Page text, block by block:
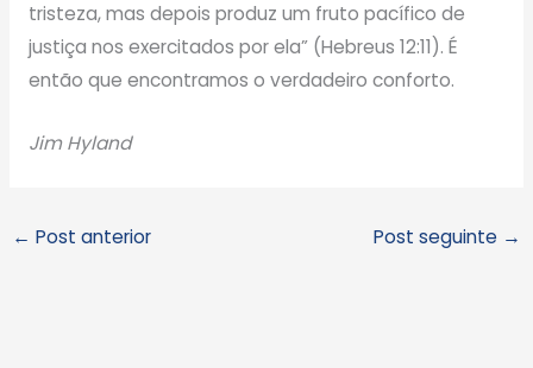
tristeza, mas depois produz um fruto pacífico de
justiça nos exercitados por ela” (Hebreus 12:11). É
então que encontramos o verdadeiro conforto.
Jim Hyland
← Post anterior Post seguinte →